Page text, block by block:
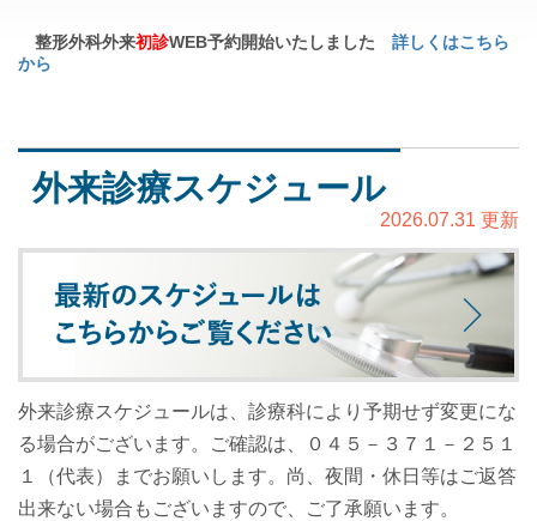
整形外科外来初診WEB予約開始いたしました 詳しくはこちら
から
外来診療スケジュール
2026.07.31 更新
外来診療スケジュールは、診療科により予期せず変更にな
る場合がございます。ご確認は、０４５－３７１－２５１
１（代表）までお願いします。尚、夜間・休日等はご返答
出来ない場合もございますので、ご了承願います。